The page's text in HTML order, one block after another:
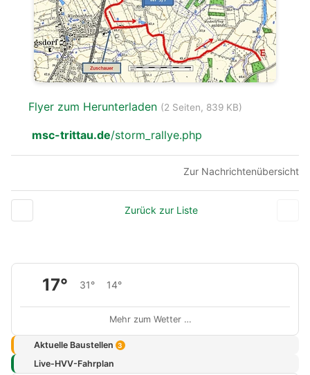
Flyer zum Herunterladen (2 Seiten, 839 KB)
msc-trittau.de/storm_rallye.php
Zur Nachrichtenübersicht
Zurück zur Liste
17° 31° 14°
Mehr zum Wetter …
Aktuelle Baustellen 3
Live-HVV-Fahrplan